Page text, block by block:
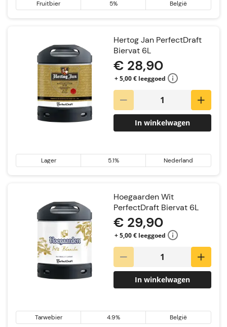
Fruitbier 5% België
Hertog Jan PerfectDraft
Biervat 6L
€ 28,90
+ 5,00 € leeggoed
In winkelwagen
Lager 5.1% Nederland
Hoegaarden Wit
PerfectDraft Biervat 6L
€ 29,90
+ 5,00 € leeggoed
In winkelwagen
Tarwebier 4.9% België